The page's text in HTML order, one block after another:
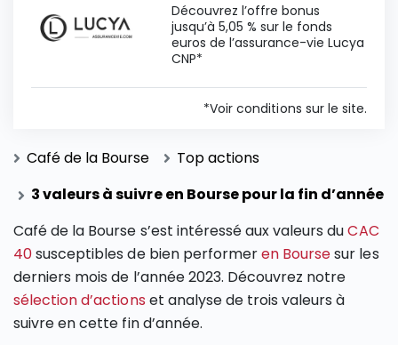
Découvrez l’offre bonus
jusqu’à 5,05 % sur le fonds
euros de l’assurance-vie Lucya
CNP*
*Voir conditions sur le site.
Café de la Bourse
Top actions
3 valeurs à suivre en Bourse pour la fin d’année
Café de la Bourse s’est intéressé aux valeurs duCAC
40susceptibles de bien performeren Boursesur les
derniers mois de l’année 2023. Découvrez notre
sélection d’actions et analyse de trois valeurs à
suivre en cette fin d’année.